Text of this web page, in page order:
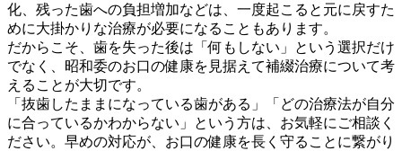
化、残った歯への負担増加などは、一度起こると元に戻すた
めに大掛かりな治療が必要になることもあります。
だからこそ、歯を失った後は「何もしない」という選択だけ
でなく、昭和委のお口の健康を見据えて補綴治療について考
えることが大切です。
「抜歯したままになっている歯がある」「どの治療法が自分
に合っているかわからない」という方は、お気軽にご相談く
ださい。早めの対応が、お口の健康を長く守ることに繋がり